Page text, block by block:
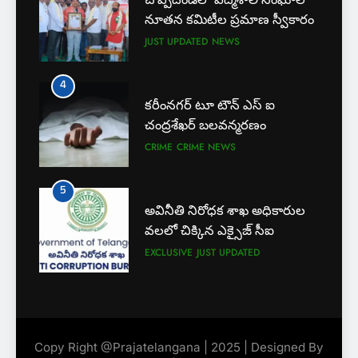
5
అవినీతి నిరోధక శాఖ అధికారుల
వలలో చిక్కిన ఎక్సైజ్ సీఐ
6
లేబర్ కోడ్లను రద్దు చేయండి
ఎఫ్ ఈ ఎస్ డీ స్వచ్ఛంద సంస్థ
ఆధ్వర్యంలో పండ్ల పంపిణీ
ఎస్ యూ పరిధిలో మూడో విడత
నూతన కమిటీల ప్రమాణ స్వీకారం
JUST UPDATED NEWS
4
కరీంనగర్ టూ టౌన్ ఎస్ ఐ
చంద్రశేఖర్ బలవన్మరణం
CRIME CRIME NEWS
5
అవినీతి నిరోధక శాఖ అధికారుల
వలలో చిక్కిన ఎక్సైజ్ సీఐ
EXCLUSIVE JUST UPDATED
NEWS
Copy Right @Prajatelangana | 2025 | Designed By